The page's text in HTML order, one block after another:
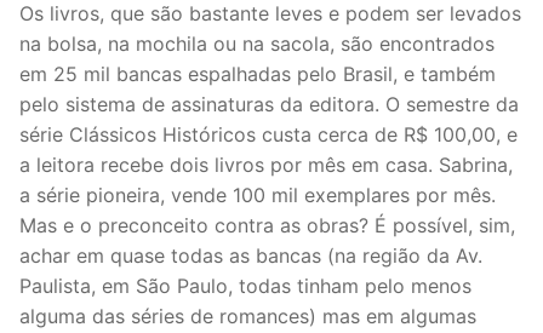
Os livros, que são bastante leves e podem ser levados
na bolsa, na mochila ou na sacola, são encontrados
em 25 mil bancas espalhadas pelo Brasil, e também
pelo sistema de assinaturas da editora. O semestre da
série Clássicos Históricos custa cerca de R$ 100,00, e
a leitora recebe dois livros por mês em casa. Sabrina,
a série pioneira, vende 100 mil exemplares por mês.
Mas e o preconceito contra as obras? É possível, sim,
achar em quase todas as bancas (na região da Av.
Paulista, em São Paulo, todas tinham pelo menos
alguma das séries de romances) mas em algumas